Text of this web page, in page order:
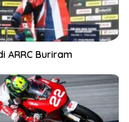
ARRC Buriram